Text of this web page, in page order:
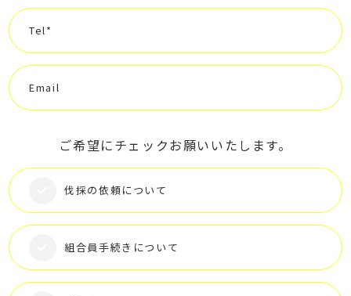
Tel*
Email
ご希望にチェックお願いいたします。
伐採の依頼について
組合員手続きについて